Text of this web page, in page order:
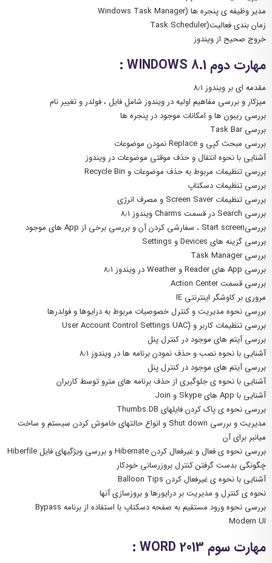
مدیر وظیفه ی پنجره ها (Windows Task Manager
زمان بندی فعالیت(Task Scheduler
خروج صحیح از ویندوز
مهارت دوم WINDOWS 8.1 :
مقدمه ای بر ویندوز ۸٫۱
میزکار و بررسی مفاهیم اولیه در ویندوز شامل فایل ، فولدر و تغییر نام
بررسی ریبون ها و امکانات موجود در پنجره ها
بررسی Task Bar
بررسی مبحث کپی و Replace نمودن موضوعات
آشنایی با نحوه انتقال و حذف موقتی موضوعات در ویندوز
بررسی تنظیمات مربوط به حذف موضوعات و Recycle Bin
بررسی تنظیمات دسکتاپ
بررسی تنظیمات Screen Saver و مصرف انرژی
بررسی Search در قسمت Charms ویندوز ۸٫۱
بررسیStart screen ، سفارشی کردن آن و بررسی برخی از App های موجود
بررسی گزینه های Devices و Settings
بررسی Task Manager
بررسی App های Reader و Weather در ویندوز ۸٫۱
بررسی قسمت Action Center
مروری بر کاوشگر اینترنتی IE
بررسی نحوه مدیریت و کنترل خصوصیات مربوط به درایوها و فولدرها
بررسی تنظیمات کاربر و (User Account Control Settings UAC
بررسی آیتم های موجود در کنترل پنل
آشنایی با نحوه نصب و حذف نمودن برنامه ها در ویندوز ۸٫۱
بررسی آیتم های موجود در کنترل پنل
آشنایی با نحوه ی جلوگیری از حذف برنامه های مترو توسط کاربران
آشنایی با App های Skype و Join
بررسی نحوه ی پاک کردن فایلهای Thumbs.DB
مدیریت و بررسی Shut down و انواع حالتهای خاموش کردن سیستم و ساخت
میانبر برای آن
بررسی نحوه ی فعال و غیرفعال کردن Hibernate و بررسی ویژگیهای فایل Hiberfile
چگونگی بدست گرفتن کنترل بروزرسانی خودکار
آشنایی با نحوه ی غیرفعال کردن Balloon Tips
نحوه ی کنترل و مدیریت بر درایورها و بروزسازی آنها
بررسی نحوه ورود مستقیم به صفحه دسکتاپ با استفاده از برنامه Bypass
Modern UI
مهارت سوم WORD 2013 :